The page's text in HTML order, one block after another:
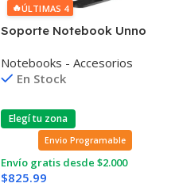
🔥ÚLTIMAS 4
Soporte Notebook Unno
Celular
Notebooks - Accesorios
En Stock
Elegí tu zona
Envio Programable
Envío gratis desde $2.000
$825.99